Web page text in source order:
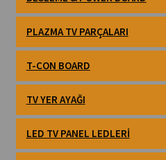
PLAZMA TV PARÇALARI
T-CON BOARD
TV YER AYAĞI
LED TV PANEL LEDLERI